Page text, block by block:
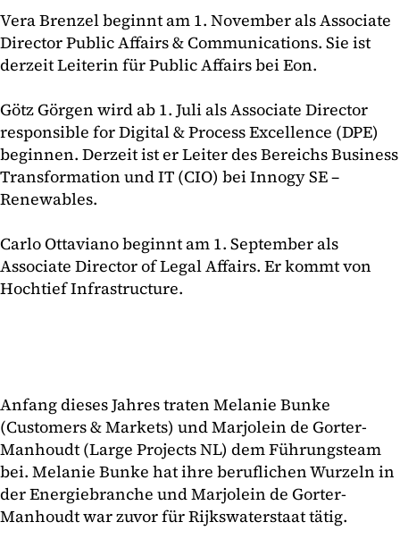
Vera Brenzel beginnt am 1. November als Associate
Director Public Affairs & Communications. Sie ist
derzeit Leiterin für Public Affairs bei Eon.
Götz Görgen wird ab 1. Juli als Associate Director
responsible for Digital & Process Excellence (DPE)
beginnen. Derzeit ist er Leiter des Bereichs Business
Transformation und IT (CIO) bei Innogy SE –
Renewables.
Carlo Ottaviano beginnt am 1. September als
Associate Director of Legal Affairs. Er kommt von
Hochtief Infrastructure.
Anfang dieses Jahres traten Melanie Bunke
(Customers & Markets) und Marjolein de Gorter-
Manhoudt (Large Projects NL) dem Führungsteam
bei. Melanie Bunke hat ihre beruflichen Wurzeln in
der Energiebranche und Marjolein de Gorter-
Manhoudt war zuvor für Rijkswaterstaat tätig.